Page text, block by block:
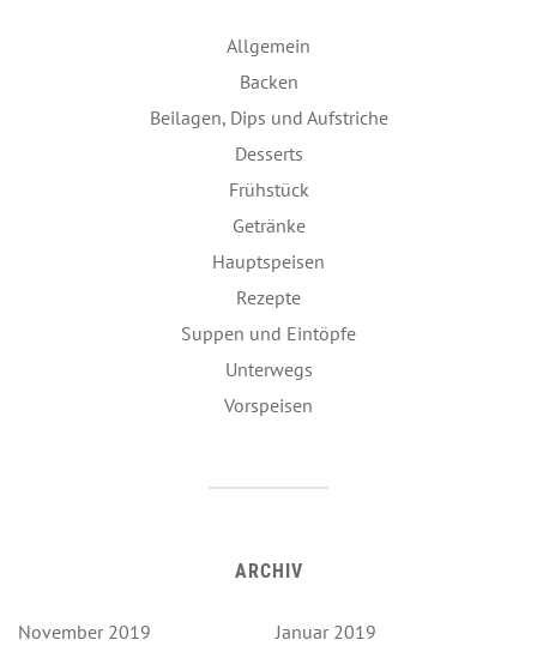
Allgemein
Backen
Beilagen, Dips und Aufstriche
Desserts
Frühstück
Getränke
Hauptspeisen
Rezepte
Suppen und Eintöpfe
Unterwegs
Vorspeisen
ARCHIV
November 2019
Januar 2019